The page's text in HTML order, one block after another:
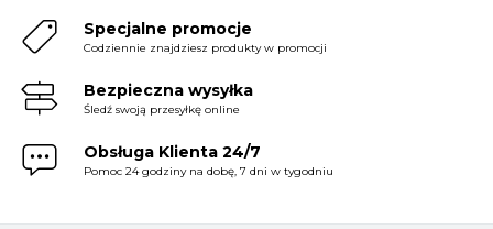
Specjalne promocje
Codziennie znajdziesz produkty w promocji
Bezpieczna wysyłka
Śledź swoją przesyłkę online
Obsługa Klienta 24/7
Pomoc 24 godziny na dobę, 7 dni w tygodniu